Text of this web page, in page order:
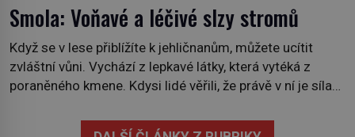
Smola: Voňavé a léčivé slzy stromů
Když se v lese přiblížíte k jehličnanům, můžete ucítit
zvláštní vůni. Vychází z lepkavé látky, která vytéká z
poraněného kmene. Kdysi lidé věřili, že právě v ní je síla
lidstvo pracovalo. Chrání strom před infekcí, hmyzem a